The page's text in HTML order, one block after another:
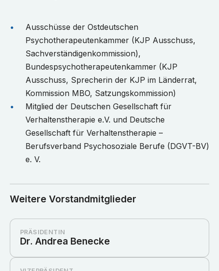
Ausschüsse der Ostdeutschen
Psychotherapeutenkammer (KJP Ausschuss,
Sachverständigenkommission),
Bundespsychotherapeutenkammer (KJP
Ausschuss, Sprecherin der KJP im Länderrat,
Kommission MBO, Satzungskommission)
Mitglied der Deutschen Gesellschaft für
Verhaltenstherapie e.V. und Deutsche
Gesellschaft für Verhaltenstherapie –
Berufsverband Psychosoziale Berufe (DGVT-BV)
e. V.
Weitere Vorstandmitglieder
PRÄSIDENTIN
Dr. Andrea Benecke